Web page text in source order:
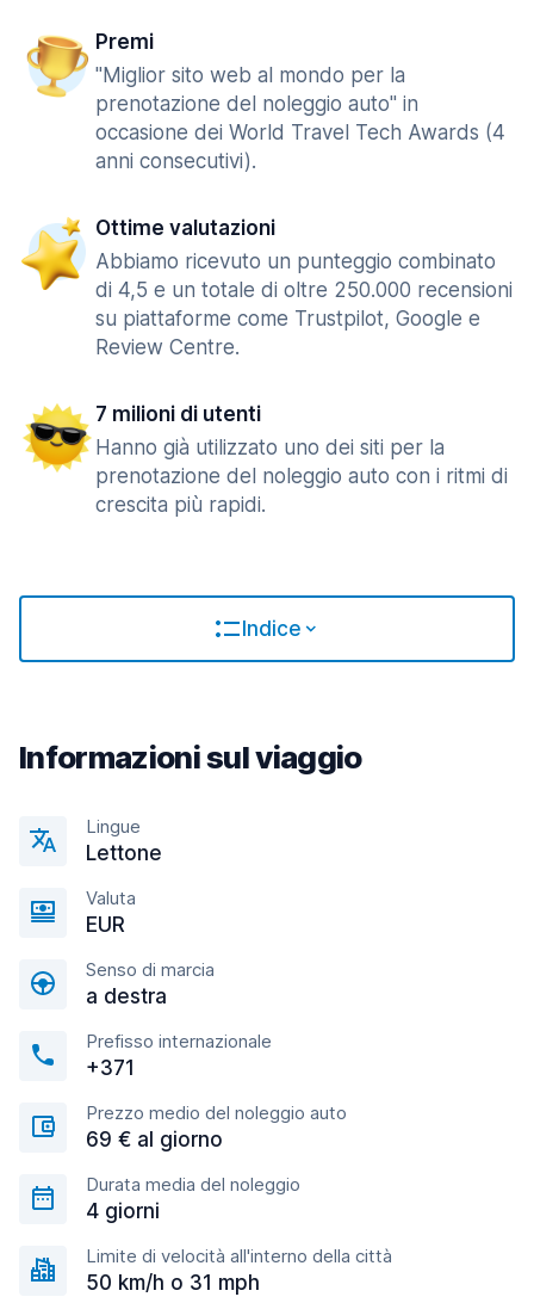
Premi
"Miglior sito web al mondo per la
prenotazione del noleggio auto" in
occasione dei World Travel Tech Awards (4
anni consecutivi).
Ottime valutazioni
Abbiamo ricevuto un punteggio combinato
di 4,5 e un totale di oltre 250.000 recensioni
su piattaforme come Trustpilot, Google e
Review Centre.
7 milioni di utenti
Hanno già utilizzato uno dei siti per la
prenotazione del noleggio auto con i ritmi di
crescita più rapidi.
Indice
Informazioni sul viaggio
Lingue
Lettone
Valuta
EUR
Senso di marcia
a destra
Prefisso internazionale
+371
Prezzo medio del noleggio auto
69 € al giorno
Durata media del noleggio
4 giorni
Limite di velocità all'interno della città
50 km/h o 31 mph